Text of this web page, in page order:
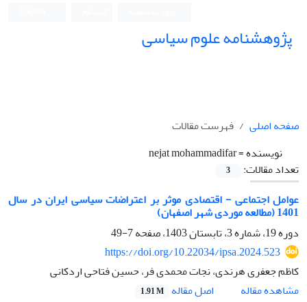
پژوهشنامه علوم سیاسی
صفحه اصلی
فهرست مقالات
نویسنده =nejat mohammadifar
تعداد مقالات:
3
عوامل اجتماعی - اقتصادی موثر بر اعتراضات سیاسی ایران در سال
1401 (مطالعه موردی شهر اصفهان)
دوره 19، شماره 3، تابستان 1403، صفحه
7-49
https://doi.org/10.22034/ipsa.2024.523
کاظم جعفری هرندی، نجات محمدی فر، حسین فتاحی اردکانی
مشاهده مقاله
اصل مقاله 1.91 M